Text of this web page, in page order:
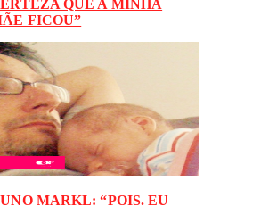
QUE A MINHA
FICOU”
MARKL: “POIS. EU